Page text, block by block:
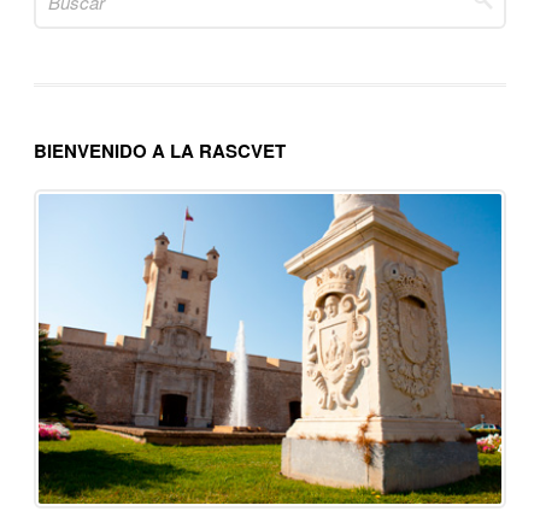
for:
BIENVENIDO A LA RASCVET